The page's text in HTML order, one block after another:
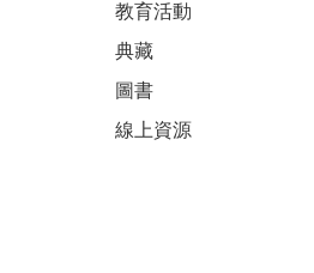
教育活動
典藏
圖書
線上資源